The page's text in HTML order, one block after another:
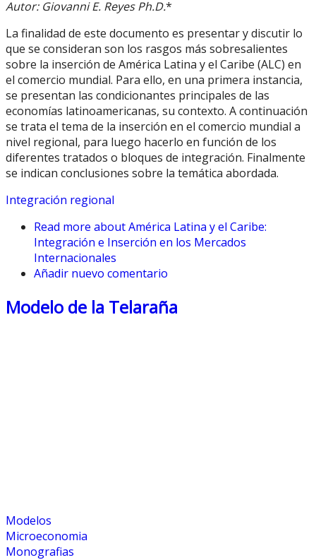
Autor: Giovanni E. Reyes Ph.D.*
La finalidad de este documento es presentar y discutir lo
que se consideran son los rasgos más sobresalientes
sobre la inserción de América Latina y el Caribe (ALC) en
el comercio mundial. Para ello, en una primera instancia,
se presentan las condicionantes principales de las
economías latinoamericanas, su contexto. A continuación
se trata el tema de la inserción en el comercio mundial a
nivel regional, para luego hacerlo en función de los
diferentes tratados o bloques de integración. Finalmente
se indican conclusiones sobre la temática abordada.
Integración regional
Read more about América Latina y el Caribe:
Integración e Inserción en los Mercados
Internacionales
Añadir nuevo comentario
Modelo de la Telaraña
Modelos
Microeconomia
Monografias